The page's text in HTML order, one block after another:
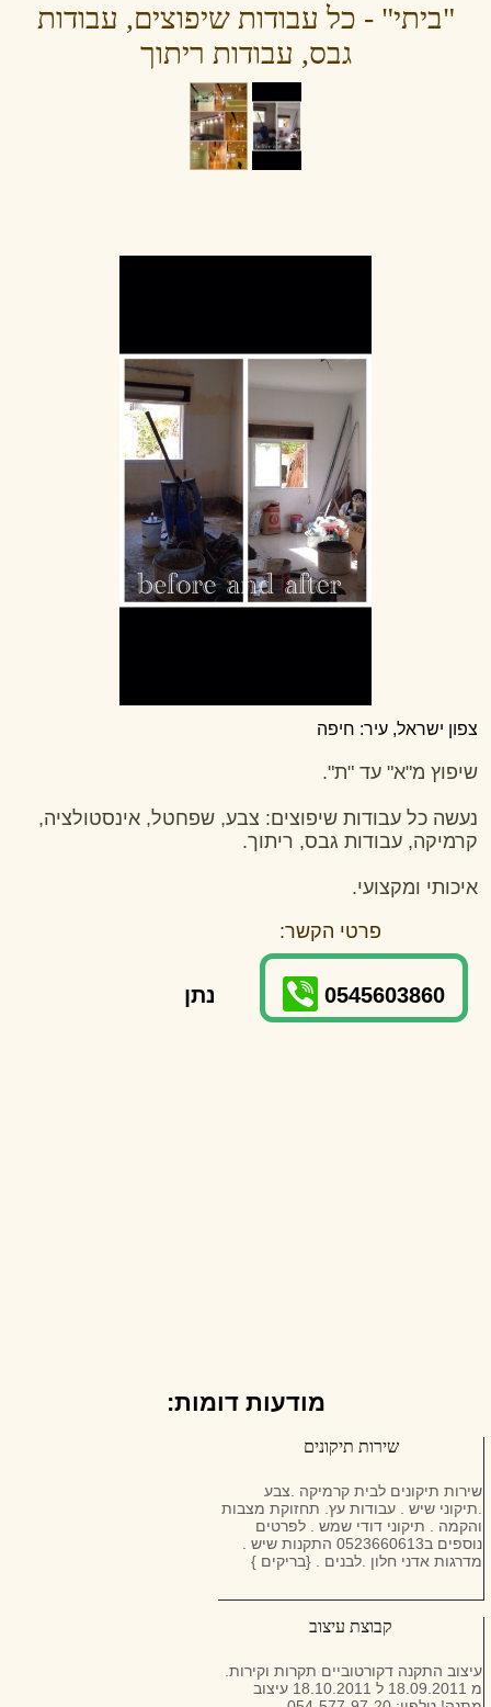
"ביתי" - כל עבודות שיפוצים, עבודות
גבס, עבודות ריתוך
צפון ישראל, עיר: חיפה
שיפוץ מ"א" עד "ת".
נעשה כל עבודות שיפוצים: צבע, שפחטל, אינסטולציה,
קרמיקה, עבודות גבס, ריתוך.
איכותי ומקצועי.
פרטי הקשר:
0545603860 נתן
מודעות דומות:
שירות תיקונים
שירות תיקונים לבית קרמיקה .צבע
.תיקוני שיש . עבודות עץ. תחזוקת מצבות
והקמה . תיקוני דודי שמש . לפרטים
נוספים ב0523660613 התקנות שיש .
מדרגות אדני חלון .לבנים . {בריקים }
קבוצת עיצוב
עיצוב התקנה דקורטוביים תקרות וקירות.
מ 18.09.2011 ל 18.10.2011 עיצוב